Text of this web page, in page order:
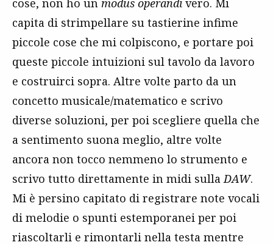
capita di strimpellare su tastierine infime
piccole cose che mi colpiscono, e portare poi
queste piccole intuizioni sul tavolo da lavoro
e costruirci sopra. Altre volte parto da un
concetto musicale/matematico e scrivo
diverse soluzioni, per poi scegliere quella che
a sentimento suona meglio, altre volte
ancora non tocco nemmeno lo strumento e
scrivo tutto direttamente in midi sulla DAW.
Mi è persino capitato di registrare note vocali
di melodie o spunti estemporanei per poi
riascoltarli e rimontarli nella testa mentre